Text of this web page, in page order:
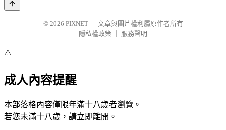
© 2026 PIXNET
文章與圖片權利屬原作者所有
隱私權政策
服務聲明
⚠️
成人內容提醒
本部落格內容僅限年滿十八歲者瀏覽。
若您未滿十八歲，請立即離開。